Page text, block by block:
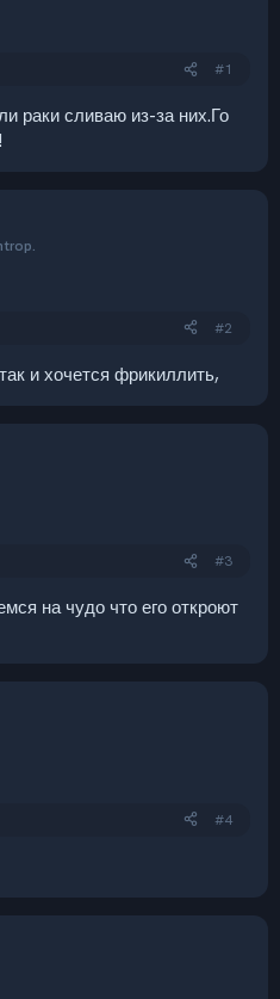
#1
раки сливаю из-за них.Го
#2
и хочется фрикиллить,
#3
на чудо что его откроют
#4